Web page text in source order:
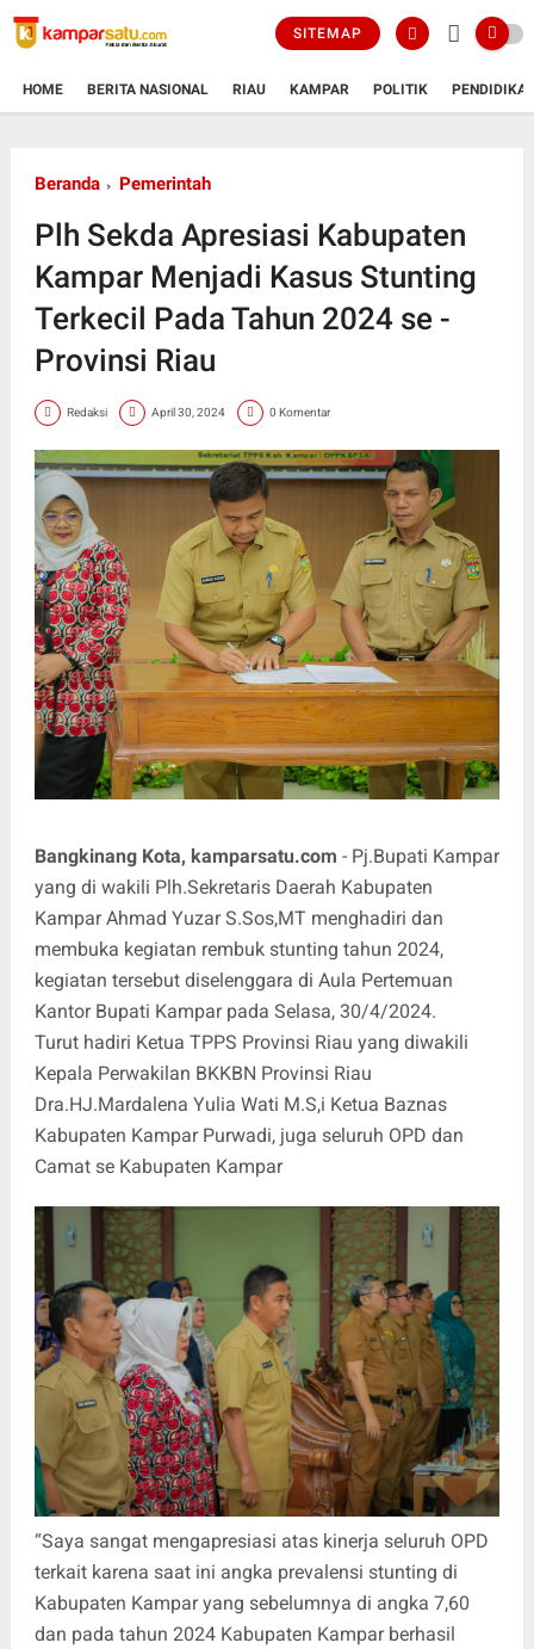
SITEMAP
HOME BERITA NASIONAL RIAU KAMPAR POLITIK
Beranda Pemerintah
Plh Sekda Apresiasi Kabupaten
Kampar Menjadi Kasus Stunting
Terkecil Pada Tahun 2024 se -
Provinsi Riau
Redaksi April 30, 2024 0 Komentar
Bangkinang Kota, kamparsatu.com - Pj.Bupati Kampar
yang di wakili Plh.Sekretaris Daerah Kabupaten
Kampar Ahmad Yuzar S.Sos,MT menghadiri dan
membuka kegiatan rembuk stunting tahun 2024,
kegiatan tersebut diselenggara di Aula Pertemuan
Kantor Bupati Kampar pada Selasa, 30/4/2024.
Turut hadiri Ketua TPPS Provinsi Riau yang diwakili
Kepala Perwakilan BKKBN Provinsi Riau
Dra.HJ.Mardalena Yulia Wati M.S,i Ketua Baznas
Kabupaten Kampar Purwadi, juga seluruh OPD dan
Camat se Kabupaten Kampar
“Saya sangat mengapresiasi atas kinerja seluruh OPD
terkait karena saat ini angka prevalensi stunting di
Kabupaten Kampar yang sebelumnya di angka 7,60
dan pada tahun 2024 Kabupaten Kampar berhasil